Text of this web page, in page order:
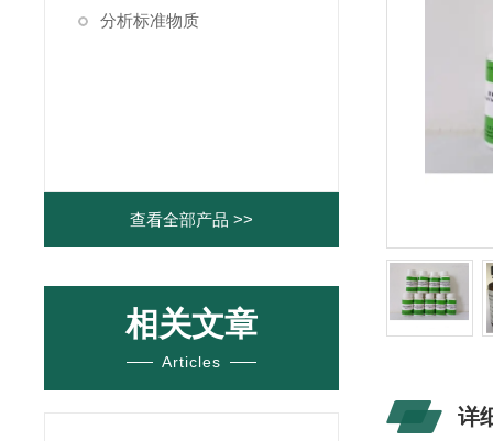
分析标准物质
查看全部产品 >>
相关文章
Articles
详